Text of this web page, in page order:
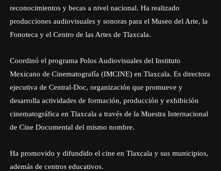
reconocimientos y becas a nivel nacional. Ha realizado
producciones audiovisuales y sonoras para el Museo del Arte, la
Fonoteca y el Centro de las Artes de Tlaxcala.
Coordinó el programa Polos Audiovisuales del Instituto
Mexicano de Cinematografía (IMCINE) en Tlaxcala. Es directora
ejecutiva de Central-Doc, organización que promueve y
desarrolla actividades de formación, producción y exhibición
cinematográfica en Tlaxcala a través de la Muestra Internacional
de Cine Documental del mismo nombre.
Ha promovido y difundido el cine en Tlaxcala y sus municipios,
además de centros educativos.